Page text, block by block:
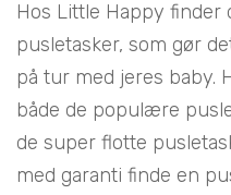
Hos Little Happy finder
pusletasker, som gør
på tur med jeres baby.
både de populære
de super flotte
med garanti finde en